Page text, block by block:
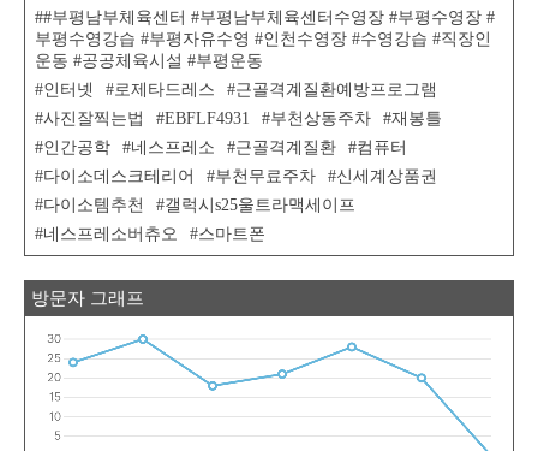
#부평남부체육센터 #부평남부체육센터수영장 #부평수영장 #
부평수영강습 #부평자유수영 #인천수영장 #수영강습 #직장인
운동 #공공체육시설 #부평운동
인터넷
로제타드레스
근골격계질환예방프로그램
사진잘찍는법
EBFLF4931 부천상동주차
재봉틀
인간공학
네스프레소 근골격계질환
컴퓨터
다이소데스크테리어
부천무료주차
신세계상품권
다이소템추천
갤럭시s25울트라맥세이프
네스프레소버츄오
스마트폰
방문자 그래프